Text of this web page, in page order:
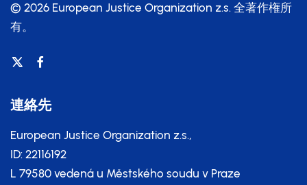
© 2026 European Justice Organization z.s. 全著作権所
有。
連絡先
European Justice Organization z.s.,
ID: 22116192
L 79580 vedená u Městského soudu v Praze